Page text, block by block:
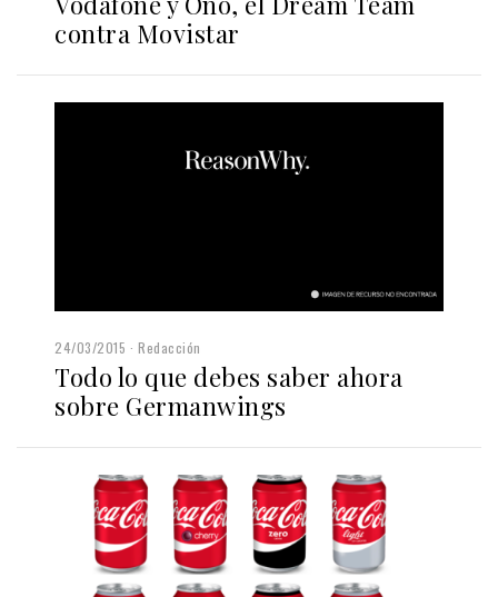
contra Movistar
24/03/2015 Redacción
Todo lo que debes saber ahora
sobre Germanwings